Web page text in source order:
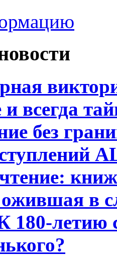
всегда
без
в
180-летию